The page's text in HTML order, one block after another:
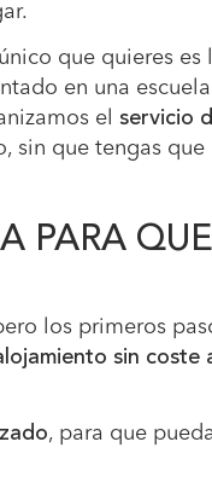
que quieres
en una
el servicio
sin que tengas
PARA
los primeros
sin coste
, para que